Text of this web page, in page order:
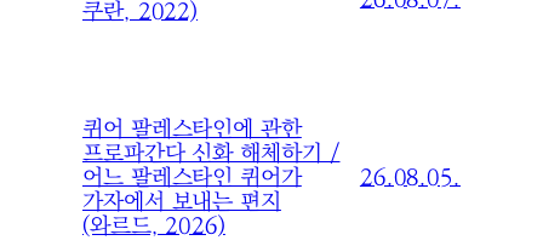
쿠란, 2022)
퀴어 팔레스타인에 관한
프로파간다 신화 해체하기 /
어느 팔레스타인 퀴어가
가자에서 보내는 편지
(와르드, 2026)
26.08.05.